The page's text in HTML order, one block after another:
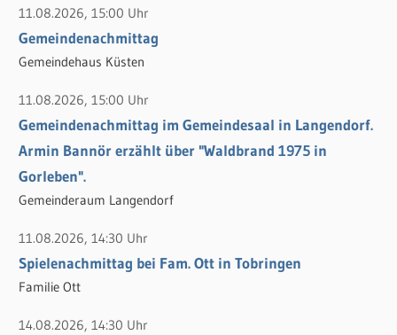
c
h
:
11.08.2026, 15:00 Uhr
Gemeindenachmittag
Gemeindehaus Küsten
11.08.2026, 15:00 Uhr
Gemeindenachmittag im Gemeindesaal in Langendorf.
Armin Bannör erzählt über "Waldbrand 1975 in
Gorleben".
Gemeinderaum Langendorf
11.08.2026, 14:30 Uhr
Spielenachmittag bei Fam. Ott in Tobringen
Familie Ott
14.08.2026, 14:30 Uhr